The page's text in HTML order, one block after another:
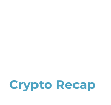
Crypto Recap